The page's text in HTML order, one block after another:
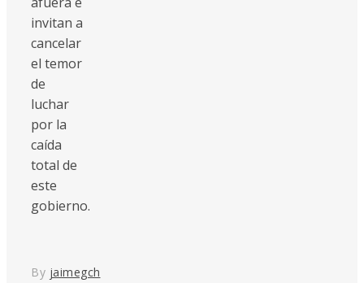
invitan a
cancelar
el temor
de
luchar
por la
caída
total de
este
gobierno.
By jaimegch